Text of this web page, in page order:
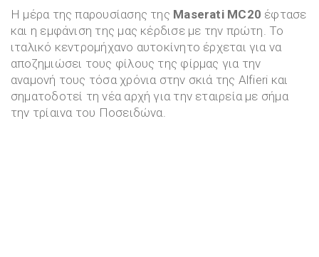
Η μέρα της παρουσίασης της Maserati MC20 έφτασε
και η εμφάνιση της μας κέρδισε με την πρώτη. Το
ιταλικό κεντρομήχανο αυτοκίνητο έρχεται για να
αποζημιώσει τους φίλους της φίρμας για την
αναμονή τους τόσα χρόνια στην σκιά της Alfieri και
σηματοδοτεί τη νέα αρχή για την εταιρεία με σήμα
την τρίαινα του Ποσειδώνα.